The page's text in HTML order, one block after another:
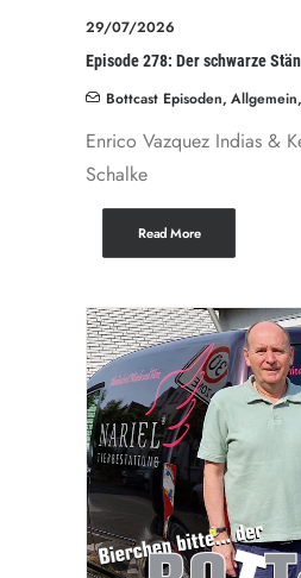
29/07/2026
Episode 278: Der schwarze
Bottcast Episoden, Allgemein,
Enrico Vazquez Indias &
Schalke
Read More